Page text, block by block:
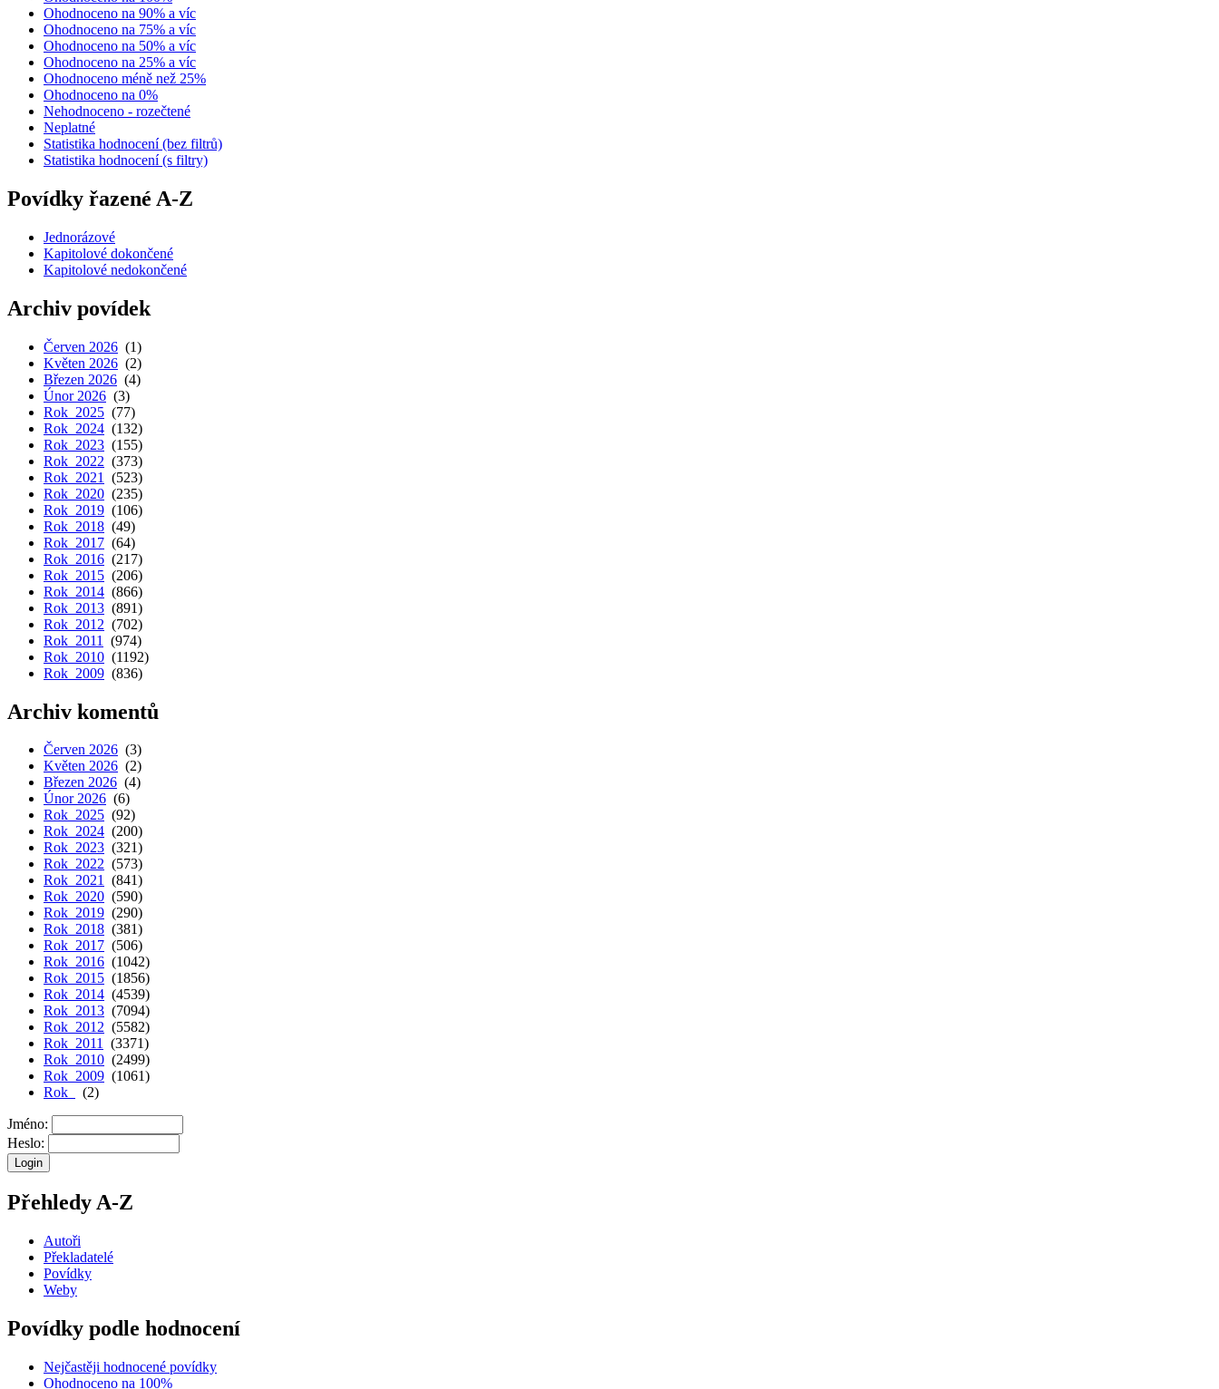
Ohodnoceno na 90% a víc
Ohodnoceno na 75% a víc
Ohodnoceno na 50% a víc
Ohodnoceno na 25% a víc
Ohodnoceno méně než 25%
Ohodnoceno na 0%
Nehodnoceno - rozečtené
Neplatné
Statistika hodnocení (bez filtrů)
Statistika hodnocení (s filtry)
Povídky řazené A-Z
Jednorázové
Kapitolové dokončené
Kapitolové nedokončené
Archiv povídek
Červen 2026 (1)
Květen 2026 (2)
Březen 2026 (4)
Únor 2026 (3)
Rok 2025 (77)
Rok 2024 (132)
Rok 2023 (155)
Rok 2022 (373)
Rok 2021
(523)
Rok 2020 (235)
Rok 2019 (106)
Rok 2018 (49)
Rok 2017 (64)
Rok 2016 (217)
Rok 2015 (206)
Rok 2014 (866)
Rok 2013 (891)
Rok 2012 (702)
Rok 2011
(974)
Rok 2010 (1192)
Rok 2009 (836)
Archiv komentů
Červen 2026 (3)
Květen 2026 (2)
Březen 2026 (4)
Únor 2026 (6)
Rok 2025 (92)
Rok 2024 (200)
Rok 2023 (321)
Rok 2022 (573)
Rok 2021 (841)
Rok 2020 (590)
Rok 2019 (290)
Rok 2018 (381)
Rok 2017 (506)
Rok 2016 (1042)
Rok 2015 (1856)
Rok 2014 (4539)
Rok 2013 (7094)
Rok 2012 (5582)
Rok 2011 (3371)
Rok 2010 (2499)
Rok 2009 (1061)
Rok
(2)
Jméno:
Heslo:
Přehledy A-Z
Autoři
Překladatelé
Povídky
Weby
Povídky podle hodnocení
Nejčastěji hodnocené povídky
Ohodnoceno na 100%